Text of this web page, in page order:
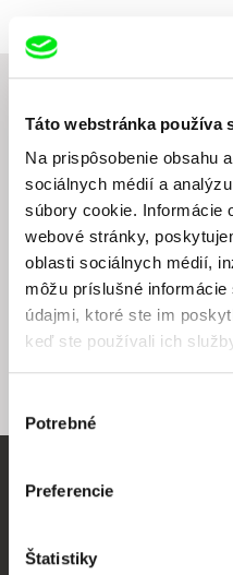
Táto webstránka používa
Na prispôsobenie obsahu
sociálnych médií a
súbory cookie. Informácie
webové stránky,
oblasti sociálnych médií,
môžu príslušné
údajmi, ktoré ste im
keď ste používali ich
súhlasu
Potrebné
Preferencie
Štatistiky
web:
e-mail:
Elo Havetta
Ľalie poľné